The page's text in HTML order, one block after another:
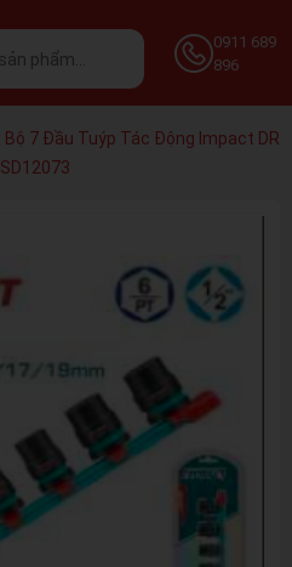
0911 689
896
Bộ 7 Đầu Tuýp Tác Động Impact DR